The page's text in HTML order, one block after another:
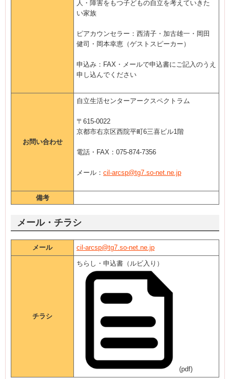
人・障害をもつ子どもの自立を考えていきた
い家族
ピアカウンセラー：西清子・加古雄一・岡田
健司・岡本幸恵（ゲストスピーカー）
申込み：FAX・メールで申込書にご記入のうえ
申し込んでください
お問い合わせ
自立生活センターアークスペクトラム
〒615-0022
京都市右京区西院平町6三喜ビル1階
電話・FAX：075-874-7356
メール： cil-arcsp@tg7.so-net.ne.jp
備考
メール・チラシ
メール cil-arcsp@tg7.so-net.ne.jp
チラシ
ちらし・申込書（ルビ入り）
(pdf)